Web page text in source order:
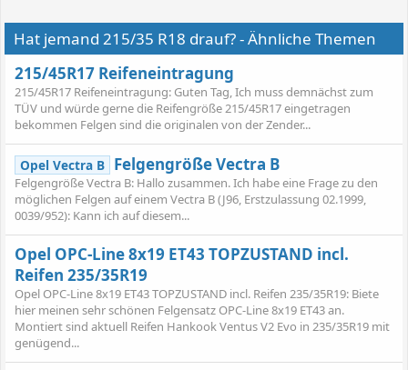
Hat jemand 215/35 R18 drauf? - Ähnliche Themen
215/45R17 Reifeneintragung
215/45R17 Reifeneintragung: Guten Tag, Ich muss demnächst zum
TÜV und würde gerne die Reifengröße 215/45R17 eingetragen
bekommen Felgen sind die originalen von der Zender...
Opel Vectra B Felgengröße Vectra B
Felgengröße Vectra B: Hallo zusammen. Ich habe eine Frage zu den
möglichen Felgen auf einem Vectra B (J96, Erstzulassung 02.1999,
0039/952): Kann ich auf diesem...
Opel OPC-Line 8x19 ET43 TOPZUSTAND incl.
Reifen 235/35R19
Opel OPC-Line 8x19 ET43 TOPZUSTAND incl. Reifen 235/35R19: Biete
hier meinen sehr schönen Felgensatz OPC-Line 8x19 ET43 an.
Montiert sind aktuell Reifen Hankook Ventus V2 Evo in 235/35R19 mit
genügend...